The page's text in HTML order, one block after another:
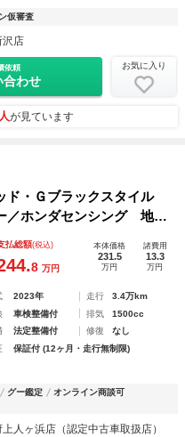
仮審査
沢店
依頼
合わせ
お気に入り
が見ています
ド・Ｇブラックスタイル
／ホンダセンシング 地デ
ーター ＵＳＢ Ｂカメ
Ｄヘッドライト スマー
払総額(税込)
8 万円
本体価格
231.5
万円
諸費用
13.3
万円
2023年 走行
3.4万km
車検整備付 排気
1500cc
法定整備付 修復
なし
保証付 (12ヶ月・走行無制限)
グー鑑定
オンライン商談可
人ヶ浜店（認定中古車取扱店）